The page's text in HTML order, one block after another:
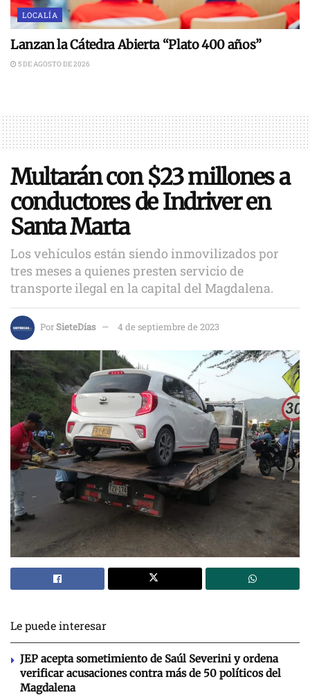
LOCALÍA
Lanzan la Cátedra Abierta “Plato 400 años”
5 DE AGOSTO DE 2026
Multarán con $23 millones a
conductores de Indriver en
Santa Marta
Los vehículos están siendo inmovilizados por
tres meses a quienes presten servicio de
transporte ilegal en la capital del Magdalena.
PorSieteDías 4 de septiembre de 2023
Le puede interesar
JEP acepta sometimiento de Saúl Severini y ordena
verificar acusaciones contra más de 50 políticos del
Magdalena